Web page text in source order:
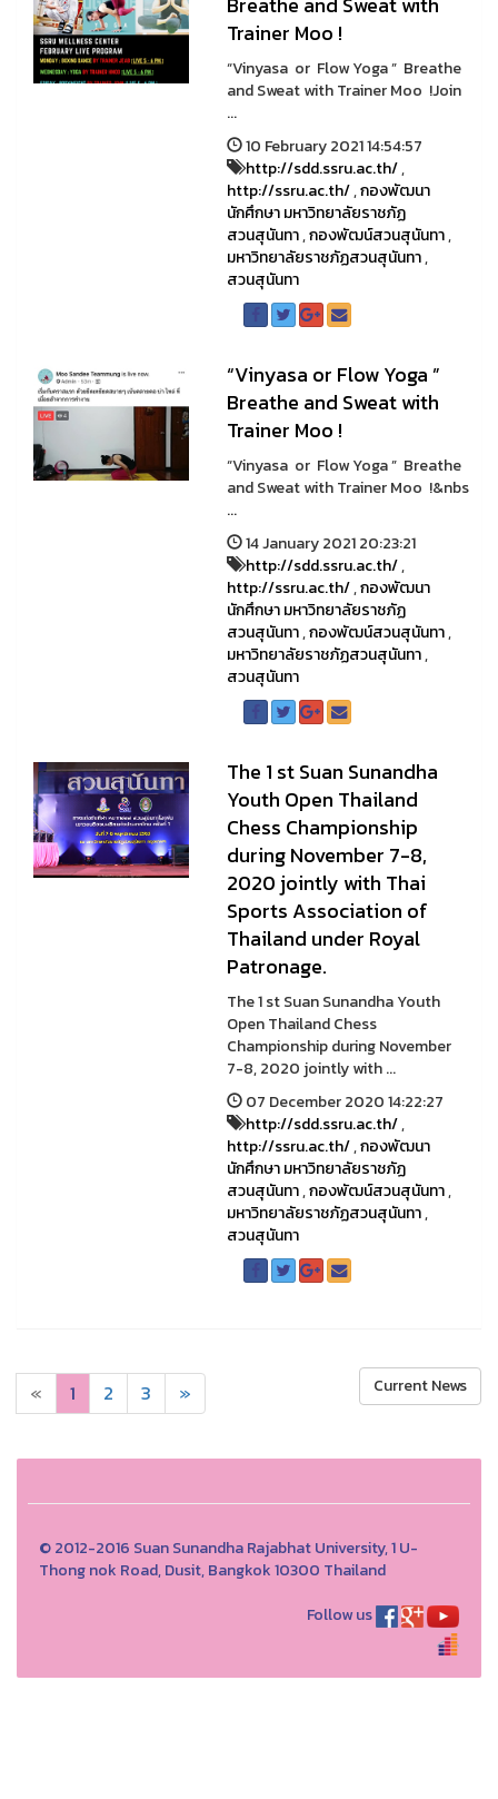
Trainer Moo !
“Vinyasa or Flow Yoga ” Breathe
and Sweat with Trainer Moo !Join
...
10 February 2021 14:54:57
http://sdd.ssru.ac.th/,
http://ssru.ac.th/,กองพัฒนา
นักศึกษา มหาวิทยาลัยราชภัฏ
สวนสุนันทา,กองพัฒน์สวนสุนันทา,
มหาวิทยาลัยราชภัฏสวนสุนันทา,
สวนสุนันทา
“Vinyasa or Flow Yoga ”
Breathe and Sweat with
Trainer Moo !
“Vinyasa or Flow Yoga ” Breathe
and Sweat with Trainer Moo !&nbs
...
14 January 2021 20:23:21
http://sdd.ssru.ac.th/,
http://ssru.ac.th/,กองพัฒนา
นักศึกษา มหาวิทยาลัยราชภัฏ
สวนสุนันทา,กองพัฒน์สวนสุนันทา,
มหาวิทยาลัยราชภัฏสวนสุนันทา,
สวนสุนันทา
The 1 st Suan Sunandha
Youth Open Thailand
Chess Championship
during November 7-8,
2020 jointly with Thai
Sports Association of
Thailand under Royal
Patronage.
The 1 st Suan Sunandha Youth
Open Thailand Chess
Championship during November
7-8, 2020 jointly with ...
07 December 2020 14:22:27
http://sdd.ssru.ac.th/,
http://ssru.ac.th/,กองพัฒนา
นักศึกษา มหาวิทยาลัยราชภัฏ
สวนสุนันทา,กองพัฒน์สวนสุนันทา,
มหาวิทยาลัยราชภัฏสวนสุนันทา,
สวนสุนันทา
« 1 2 3 » Current News
© 2012-2016 Suan Sunandha Rajabhat University, 1 U-
Thong nok Road, Dusit, Bangkok 10300 Thailand
Follow us